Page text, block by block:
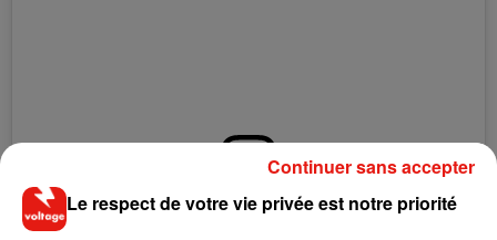
Voir cette publication sur Instagram
Le respect de votre vie privée est notre priorité
Continuer sans accepter